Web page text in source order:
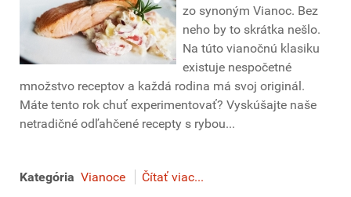
zo synoným Vianoc. Bez
neho by to skrátka nešlo.
Na túto vianočnú klasiku
existuje nespočetné
množstvo receptov a každá rodina má svoj originál.
Máte tento rok chuť experimentovať? Vyskúšajte naše
netradičné odľahčené recepty s rybou...
Kategória Vianoce Čítať viac...